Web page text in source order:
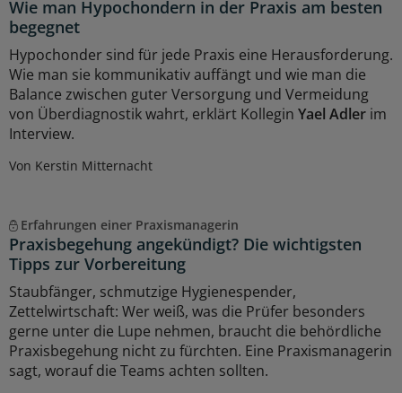
Wie man Hypochondern in der Praxis am besten
begegnet
Hypochonder sind für jede Praxis eine Herausforderung.
Wie man sie kommunikativ auffängt und wie man die
Balance zwischen guter Versorgung und Vermeidung
von Überdiagnostik wahrt, erklärt Kollegin Yael Adler im
Interview.
Von Kerstin Mitternacht
Erfahrungen einer Praxismanagerin
Praxisbegehung angekündigt? Die wichtigsten
Tipps zur Vorbereitung
Staubfänger, schmutzige Hygienespender,
Zettelwirtschaft: Wer weiß, was die Prüfer besonders
gerne unter die Lupe nehmen, braucht die behördliche
Praxisbegehung nicht zu fürchten. Eine Praxismanagerin
sagt, worauf die Teams achten sollten.